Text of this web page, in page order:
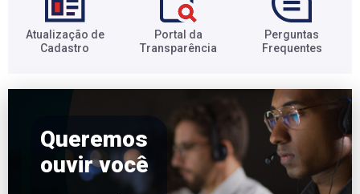
Atualização de
Cadastro​
Portal da
Transparência​
Perguntas
Frequentes​
Queremos
ouvir você